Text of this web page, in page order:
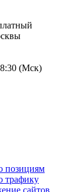
(Мск)
позициям
трафику
сайтов